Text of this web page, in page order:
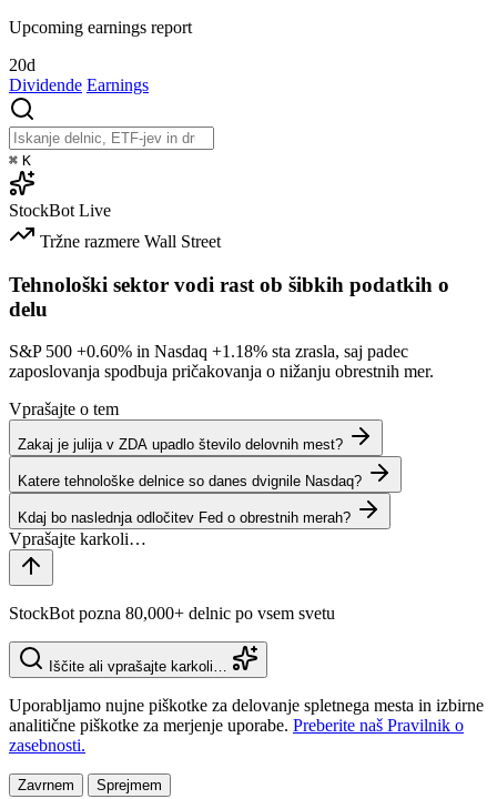
Upcoming earnings report
20d
Dividende Earnings
⌘ K
StockBot Live
Tržne razmere Wall Street
Tehnološki sektor vodi rast ob šibkih podatkih o
delu
S&P 500 +0.60% in Nasdaq +1.18% sta zrasla, saj padec
zaposlovanja spodbuja pričakovanja o nižanju obrestnih mer.
Vprašajte o tem
Zakaj je julija v ZDA upadlo število delovnih mest?
Katere tehnološke delnice so danes dvignile Nasdaq?
Kdaj bo naslednja odločitev Fed o obrestnih merah?
StockBot pozna 80,000+ delnic po vsem svetu
Iščite ali vprašajte karkoli…
Uporabljamo nujne piškotke za delovanje spletnega mesta in izbirne
analitične piškotke za merjenje uporabe. Preberite naš Pravilnik o
zasebnosti.
Zavrnem Sprejmem